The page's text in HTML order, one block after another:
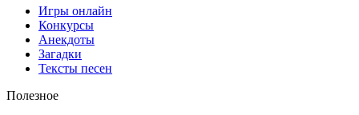
Игры онлайн
Конкурсы
Анекдоты
Загадки
Тексты песен
Полезное